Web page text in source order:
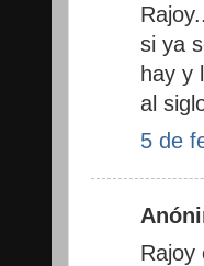
si ya
hay y
al
5 de
Rajoy